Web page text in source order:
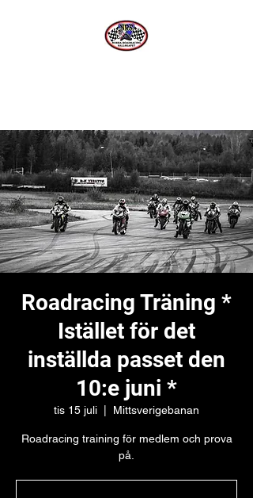
Roadracing Träning *
Istället för det
inställda passet den
10:e juni *
tis 15 juli Mittsverigebanan
Roadracing training för medlem och prova
på.